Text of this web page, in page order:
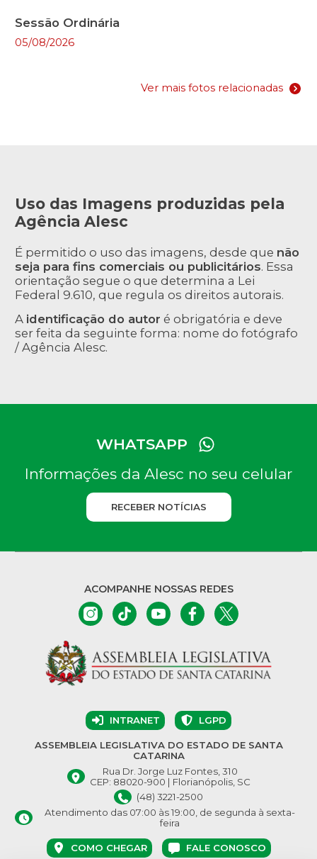
Sessão Ordinária
05/08/2026
Ver mais fotos relacionadas
Uso das Imagens produzidas pela
Agência Alesc
É permitido o uso das imagens, desde que não
seja para fins comerciais ou publicitários. Essa
orientação segue o que determina a Lei
Federal 9.610, que regula os direitos autorais.
A identificação do autor é obrigatória e deve
ser feita da seguinte forma: nome do fotógrafo
/ Agência Alesc.
WHATSAPP
Informações da Alesc no seu celular
RECEBER NOTÍCIAS
ACOMPANHE NOSSAS REDES
INTRANET LGPD
ASSEMBLEIA LEGISLATIVA DO ESTADO DE SANTA
CATARINA
Rua Dr. Jorge Luz Fontes, 310
CEP: 88020-900 | Florianópolis, SC
(48) 3221-2500
Atendimento das 07:00 às 19:00, de segunda à sexta-
feira
COMO CHEGAR FALE CONOSCO